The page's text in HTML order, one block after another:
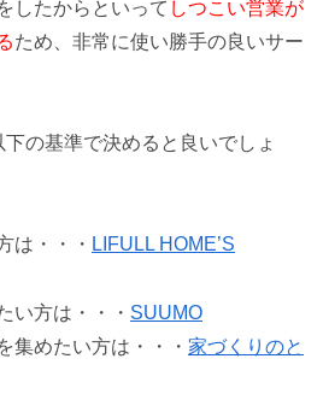
したからといって しつこい営業が
ため、非常に使い勝手の良いサー
の基準で決めると良いでしょ
は・・・ LIFULL HOME’S
い方は・・・ SUUMO
集めたい方は・・・ 家づくりのと